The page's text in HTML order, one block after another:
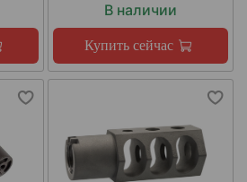
В наличии
Купить сейчас